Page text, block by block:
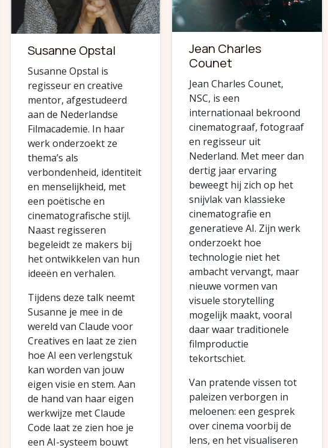
Susanne Opstal
Susanne Opstal is
regisseur en creative
mentor, afgestudeerd
aan de Nederlandse
Filmacademie. In haar
werk onderzoekt ze
thema’s als
verbondenheid, identiteit
en menselijkheid, met
een poëtische en
cinematografische stijl.
Naast regisseren
begeleidt ze makers bij
het ontwikkelen van hun
ideeën en verhalen.
Tijdens deze talk neemt
Susanne je mee in de
wereld van Claude voor
Creatives en laat ze zien
hoe AI een verlengstuk
kan worden van jouw
eigen visie en stem. Aan
de hand van haar eigen
werkwijze met Claude
Code laat ze zien hoe je
een AI-systeem bouwt
Jean Charles
Counet
Jean Charles Counet,
NSC, is een
internationaal bekroond
cinematograaf, fotograaf
en regisseur uit
Nederland. Met meer dan
dertig jaar ervaring
beweegt hij zich op het
snijvlak van klassieke
cinematografie en
generatieve AI. Zijn werk
onderzoekt hoe
technologie niet het
ambacht vervangt, maar
nieuwe vormen van
visuele storytelling
mogelijk maakt, vooral
daar waar traditionele
filmproductie
tekortschiet.
Van pratende vissen tot
paleizen verborgen in
meloenen: een gesprek
over cinema voorbij de
lens, en het visualiseren